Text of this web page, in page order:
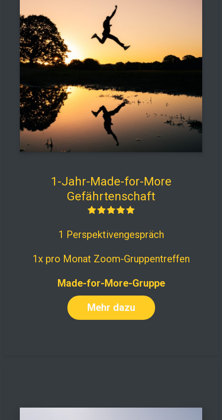
1-Jahr-Made-for-More
Gefährtenschaft
1 Perspektivengespräch
1x pro Monat Zoom-Gruppentreffen
Made-for-More-Gruppe
Mehr dazu